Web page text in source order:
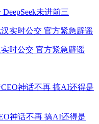
未进前三
时公交 官方紧急辟谣
神话不再 搞AI还得是